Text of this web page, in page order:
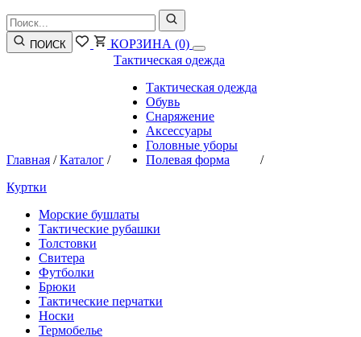
ПОИСК КОРЗИНА (0)
Главная /Каталог /
Тактическая одежда
Тактическая одежда
Обувь
Снаряжение
Аксессуары
Головные уборы
Полевая форма
/
Куртки
Морские бушлаты
Тактические рубашки
Толстовки
Свитера
Футболки
Брюки
Тактические перчатки
Носки
Термобелье